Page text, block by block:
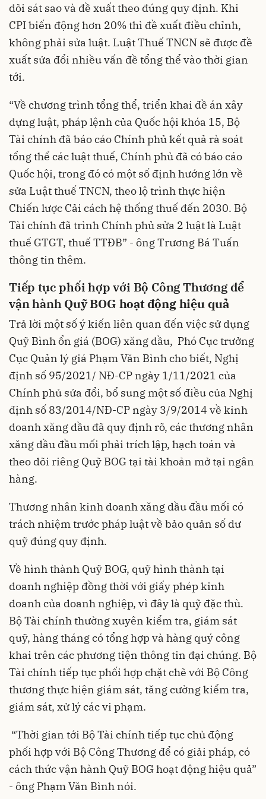
dõi sát sao và đề xuất theo đúng quy định. Khi
CPI biến động hơn 20% thì đề xuất điều chỉnh,
không phải sửa luật. Luật Thuế TNCN sẽ được đề
xuất sửa đổi nhiều vấn đề tổng thể vào thời gian
tới.
“Về chương trình tổng thể, triển khai đề án xây
dựng luật, pháp lệnh của Quốc hội khóa 15, Bộ
Tài chính đã báo cáo Chính phủ kết quả rà soát
tổng thể các luật thuế, Chính phủ đã có báo cáo
Quốc hội, trong đó có một số định hướng lớn về
sửa Luật thuế TNCN, theo lộ trình thực hiện
Chiến lược Cải cách hệ thống thuế đến 2030. Bộ
Tài chính đã trình Chính phủ sửa 2 luật là Luật
thuế GTGT, thuế TTĐB” - ông Trương Bá Tuấn
thông tin thêm.
Tiếp tục phối hợp với Bộ Công Thương để
vận hànhQuỹ BOG hoạt động hiệu quả
Trả lời một số ý kiến liên quan đến việc sử dụng
Quỹ Bình ổn giá (BOG) xăng dầu, Phó Cục trưởng
Cục Quản lý giá Phạm Văn Bình cho biết, Nghị
định số 95/2021/ NĐ-CP ngày 1/11/2021 của
Chính phủ sửa đổi, bổ sung một số điều của Nghị
định số 83/2014/NĐ-CP ngày 3/9/2014 về kinh
doanh xăng dầu đã quy định rõ, các thương nhân
xăng dầu đầu mối phải trích lập, hạch toán và
theo dõi riêng Quỹ BOG tại tài khoản mở tại ngân
hàng.
Thương nhân kinh doanh xăng dầu đầu mối có
trách nhiệm trước pháp luật về bảo quản số dư
quỹ đúng quy định.
Về hình thành Quỹ BOG, quỹ hình thành tại
doanh nghiệp đồng thời với giấy phép kinh
doanh của doanh nghiệp, vì đây là quỹ đặc thù.
Bộ Tài chính thường xuyên kiểm tra, giám sát
quỹ, hàng tháng có tổng hợp và hàng quý công
khai trên các phương tiện thông tin đại chúng. Bộ
Tài chính tiếp tục phối hợp chặt chẽ với Bộ Công
thương thực hiện giám sát, tăng cường kiểm tra,
giám sát, xử lý các vi phạm.
“Thời gian tới Bộ Tài chính tiếp tục chủ động
phối hợp với Bộ Công Thương để có giải pháp, có
cách thức vận hành Quỹ BOG hoạt động hiệu quả”
- ông Phạm Văn Bình nói.